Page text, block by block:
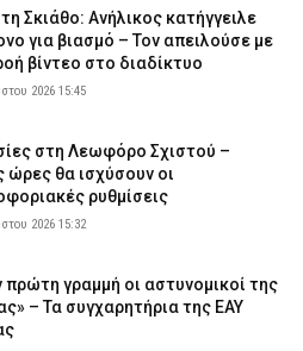
Σκιάθο: Ανήλικος κατήγγειλε
για βιασμό – Τον απειλούσε με
βίντεο στο διαδίκτυο
2026 15:45
στη Λεωφόρο Σχιστού –
ώρες θα ισχύσουν οι
ρυθμίσεις
2026 15:32
πρώτη γραμμή οι αστυνομικοί της
– Τα συγχαρητήρια της ΕΑΥ